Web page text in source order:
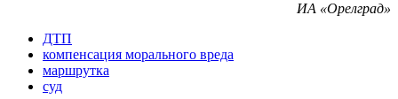
ИА «Орелград»
ДТП
компенсация морального вреда
маршрутка
суд